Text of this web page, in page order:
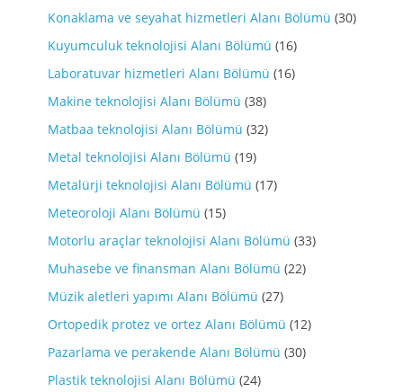
Konaklama ve seyahat hizmetleri Alanı Bölümü (30)
Kuyumculuk teknolojisi Alanı Bölümü (16)
Laboratuvar hizmetleri Alanı Bölümü (16)
Makine teknolojisi Alanı Bölümü (38)
Matbaa teknolojisi Alanı Bölümü (32)
Metal teknolojisi Alanı Bölümü (19)
Metalürji teknolojisi Alanı Bölümü (17)
Meteoroloji Alanı Bölümü (15)
Motorlu araçlar teknolojisi Alanı Bölümü (33)
Muhasebe ve finansman Alanı Bölümü (22)
Müzik aletleri yapımı Alanı Bölümü (27)
Ortopedik protez ve ortez Alanı Bölümü (12)
Pazarlama ve perakende Alanı Bölümü (30)
Plastik teknolojisi Alanı Bölümü (24)